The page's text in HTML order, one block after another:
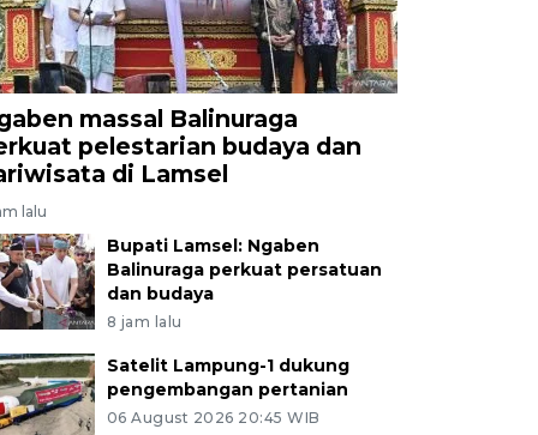
massal Balinuraga
pelestarian budaya dan
di Lamsel
lalu
Bupati Lamsel: Ngaben
Balinuraga perkuat persatuan
dan budaya
8 jam lalu
Satelit Lampung-1 dukung
pengembangan pertanian
06 August 2026 20:45 WIB